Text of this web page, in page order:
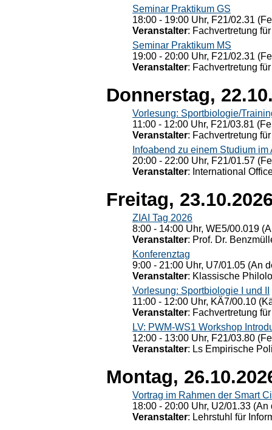
Seminar Praktikum GS
18:00 - 19:00 Uhr, F21/02.31
Veranstalter: Fachvertretung
Seminar Praktikum MS
19:00 - 20:00 Uhr, F21/02.31
Veranstalter: Fachvertretung
Donnerstag,
Vorlesung: Sportbiologie/
11:00 - 12:00 Uhr, F21/03.81
Veranstalter: Fachvertretung
Infoabend zu einem Studium im
20:00 - 22:00 Uhr, F21/01.57
Veranstalter: International
Freitag,
ZIAI Tag 2026
8:00 - 14:00 Uhr, WE5/00.019
Veranstalter: Prof. Dr.
Konferenztag
9:00 - 21:00 Uhr, U7/01.05 (An
Veranstalter: Klassische
Vorlesung: Sportbiologie I und II
11:00 - 12:00 Uhr, KÄ7/00.10
Veranstalter: Fachvertretung
LV: PWM-WS1 Workshop
12:00 - 13:00 Uhr, F21/03.80
Veranstalter: Ls Empirische
Montag,
Vortrag im Rahmen der Smart
18:00 - 20:00 Uhr, U2/01.33
Veranstalter: Lehrstuhl für